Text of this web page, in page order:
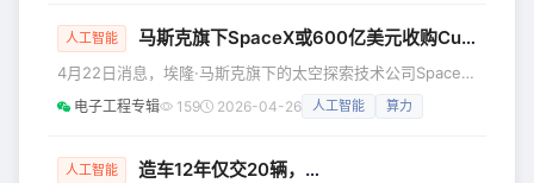
奖项，这一荣誉充分彰显了业界对华润微电子在组织活力、技
智能技术与半导体产业加速融合的背景下，华润微电子精准洞
悉“人
人工智能 马斯克旗下SpaceX或600亿美元收购Cursor，强化AI编程工具
4月22日消息，埃隆·马斯克旗下的太空探索技术公司SpaceX
正式对外宣布，已与人工智能编程初创公司Cursor达成一项
的权利，或者以100亿美元收购双方正在合作的项目。
电子工程专辑 159 2026-04-26 人工智能 算力
人工智能 造车12年仅交20辆，贾跃亭改行造机器人了